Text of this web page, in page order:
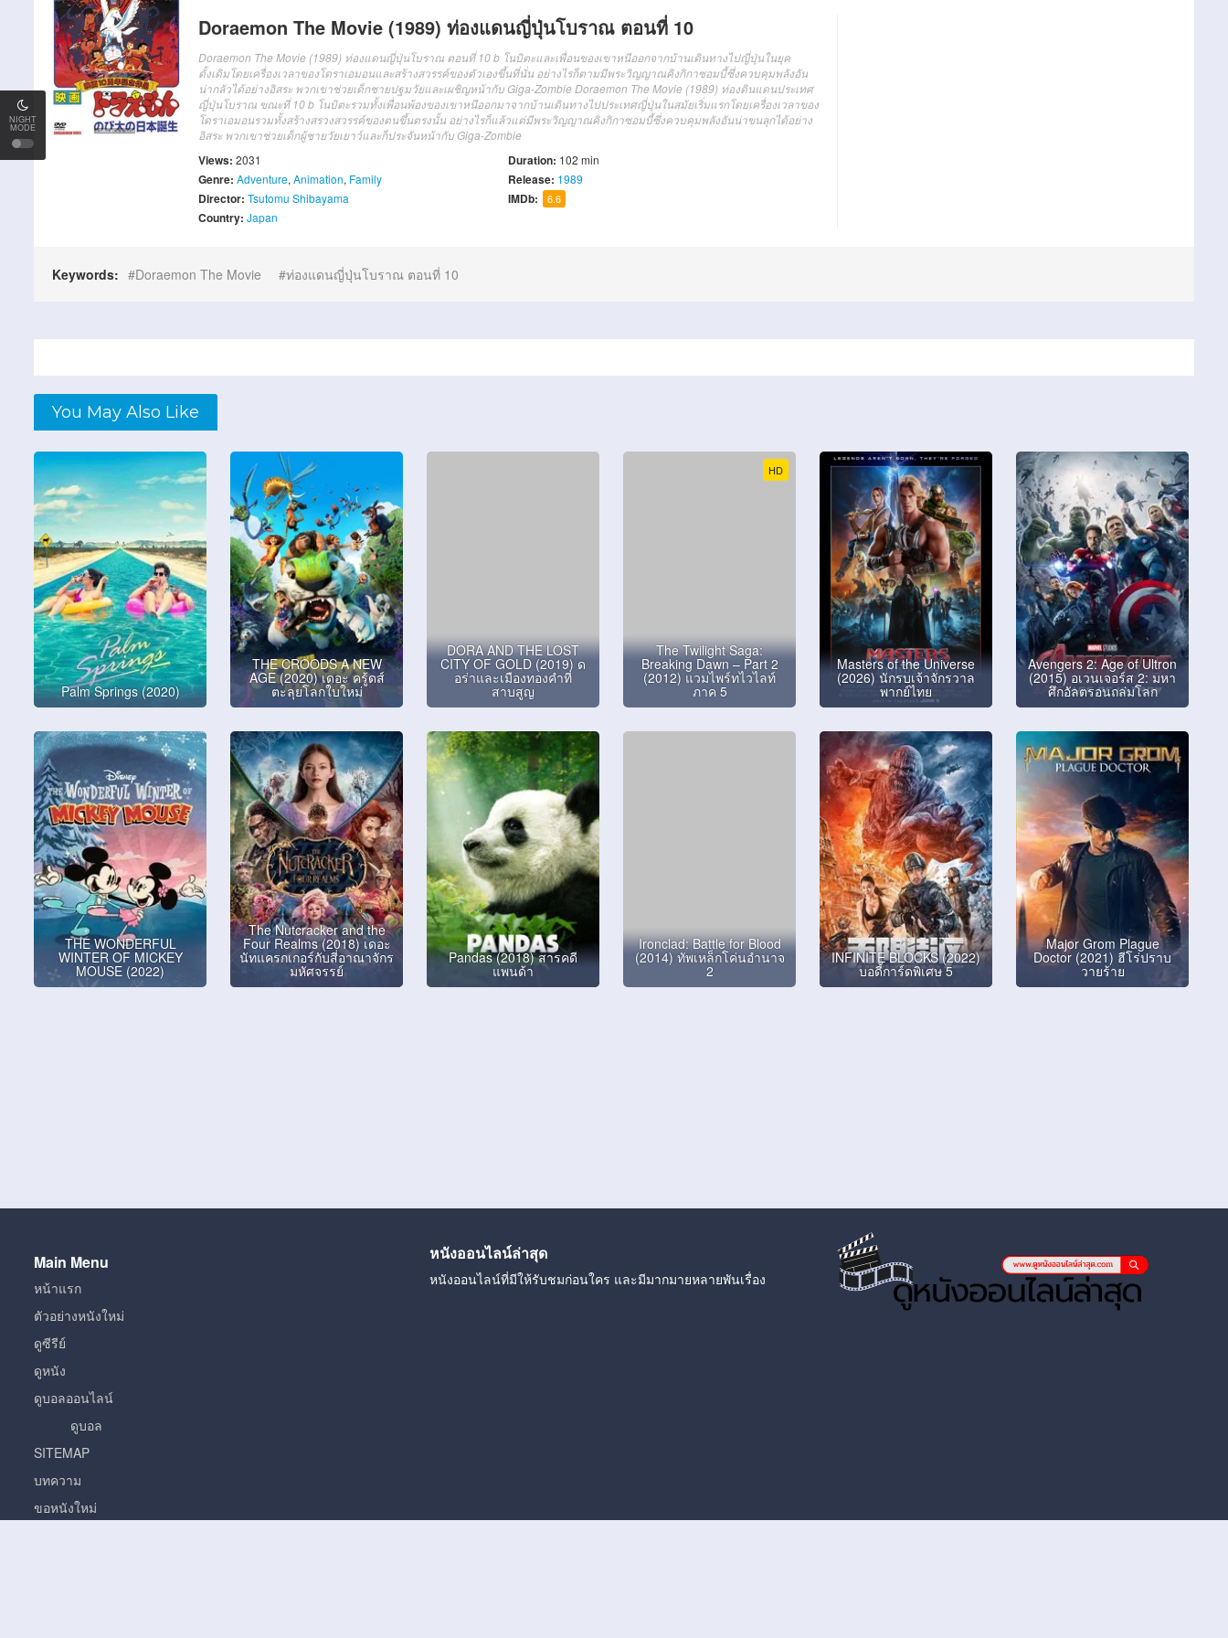
NIGHT
MODE
Doraemon The Movie (1989) ท่องแดนญี่ปุ่นโบราณ ตอนที่ 10
Doraemon The Movie (1989) ท่องแดนญี่ปุ่นโบราณ ตอนที่ 10 b โนบิตะและเพื่อนของเขาหนีออกจากบ้านเดินทางไปญี่ปุ่นในยุค
ดั้งเดิมโดยเครื่องเวลาของโดราเอมอนและสร้างสวรรค์ของตัวเองขึ้นที่นั่น อย่างไรก็ตามมีพระวิญญาณคิงกิกาซอมบี้ซึ่งควบคุมพลังอัน
น่ากลัวได้อย่างอิสระ พวกเขาช่วยเด็กชายปฐมวัยและเผชิญหน้ากับ Giga-Zombie Doraemon The Movie (1989) ท่องดินแดนประเทศ
ญี่ปุ่นโบราณ ขณะที่ 10 b โนบิตะรวมทั้งเพื่อนพ้องของเขาหนีออกมาจากบ้านเดินทางไปประเทศญี่ปุ่นในสมัยเริ่มแรกโดยเครื่องเวลาของ
โดราเอมอนรวมทั้งสร้างสรวงสวรรค์ของตนขึ้นตรงนั้น อย่างไรก็แล้วแต่มีพระวิญญาณคิงกิกาซอมบี้ซึ่งควบคุมพลังอันน่าขนลุกได้อย่าง
อิสระ พวกเขาช่วยเด็กผู้ชายวัยเยาว์และก็ประจันหน้ากับ Giga-Zombie
Views: 2031
Genre: Adventure, Animation, Family
Director: Tsutomu Shibayama
Country: Japan
Duration: 102 min
Release: 1989
IMDb: 6.6
Keywords: Doraemon The Movie ท่องแดนญี่ปุ่นโบราณ ตอนที่ 10
You May Also Like
Palm Springs (2020)
THE CROODS A NEW
AGE (2020) เดอะ ครู้ดส์
ตะลุยโลกใบใหม่
DORA AND THE LOST
CITY OF GOLD (2019) ด
อร่าและเมืองทองคําที่
สาบสูญ
HD
The Twilight Saga:
Breaking Dawn – Part 2
(2012) แวมไพร์ทไวไลท์
ภาค 5
Masters of the Universe
(2026) นักรบเจ้าจักรวาล
พากย์ไทย
Avengers 2: Age of Ultron
(2015) อเวนเจอร์ส 2: มหา
ศึกอัลตรอนถล่มโลก
THE WONDERFUL
WINTER OF MICKEY
MOUSE (2022)
The Nutcracker and the
Four Realms (2018) เดอะ
นัทแครกเกอร์กับสี่อาณาจักร
มหัศจรรย์
Pandas (2018) สารคดี
แพนด้า
Ironclad: Battle for Blood
(2014) ทัพเหล็กโค่นอำนาจ
2
INFINITE BLOCKS (2022)
บอดี้การ์ดพิเศษ 5
Major Grom Plague
Doctor (2021) ฮีโร่ปราบ
วายร้าย
Main Menu
หน้าแรก
ตัวอย่างหนังใหม่
ดูซีรีย์
ดูหนัง
ดูบอลออนไลน์
ดูบอล
SITEMAP
บทความ
ขอหนังใหม่
หนังออนไลน์ล่าสุด
หนังออนไลน์ที่มีให้รับชมก่อนใคร และมีมากมายหลายพันเรื่อง